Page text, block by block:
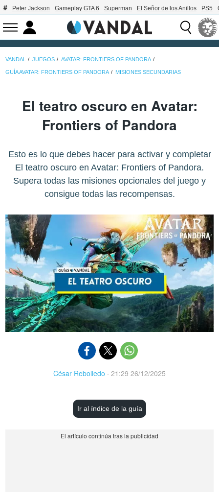
Peter Jackson Gameplay GTA 6 Superman El Señor de los Anillos PS5
VANDAL JUEGOS AVATAR: FRONTIERS OF PANDORA
GUÍA AVATAR: FRONTIERS OF PANDORA MISIONES SECUNDARIAS
El teatro oscuro en Avatar:
Frontiers of Pandora
Esto es lo que debes hacer para activar y completar
El teatro oscuro en Avatar: Frontiers of Pandora.
Supera todas las misiones opcionales del juego y
consigue todas las recompensas.
César Rebolledo · 21:29 26/12/2025
Ir al índice de la guía